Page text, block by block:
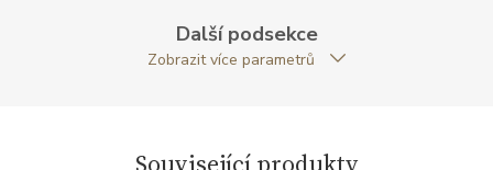
Summit
Další podsekce
Zobrazit více parametrů